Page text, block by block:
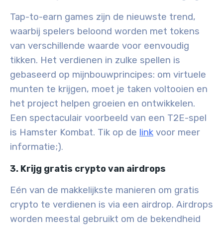
Tap-to-earn games zijn de nieuwste trend,
waarbij spelers beloond worden met tokens
van verschillende waarde voor eenvoudig
tikken. Het verdienen in zulke spellen is
gebaseerd op mijnbouwprincipes: om virtuele
munten te krijgen, moet je taken voltooien en
het project helpen groeien en ontwikkelen.
Een spectaculair voorbeeld van een T2E-spel
is Hamster Kombat. Tik op de link voor meer
informatie;).
3. Krijg gratis crypto van airdrops
Eén van de makkelijkste manieren om gratis
crypto te verdienen is via een airdrop. Airdrops
worden meestal gebruikt om de bekendheid